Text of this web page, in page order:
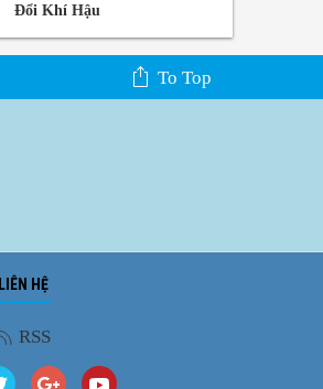
Đổi Khí Hậu
To Top
LIÊN HỆ
RSS